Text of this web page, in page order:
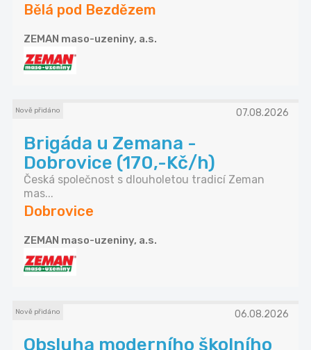
Bělá pod Bezdězem
ZEMAN maso-uzeniny, a.s.
Nově přidáno 07.08.2026
Brigáda u Zemana -
Dobrovice (170,-Kč/h)
Česká společnost s dlouholetou tradicí Zeman
mas...
Dobrovice
ZEMAN maso-uzeniny, a.s.
Nově přidáno 06.08.2026
Obsluha moderního školního